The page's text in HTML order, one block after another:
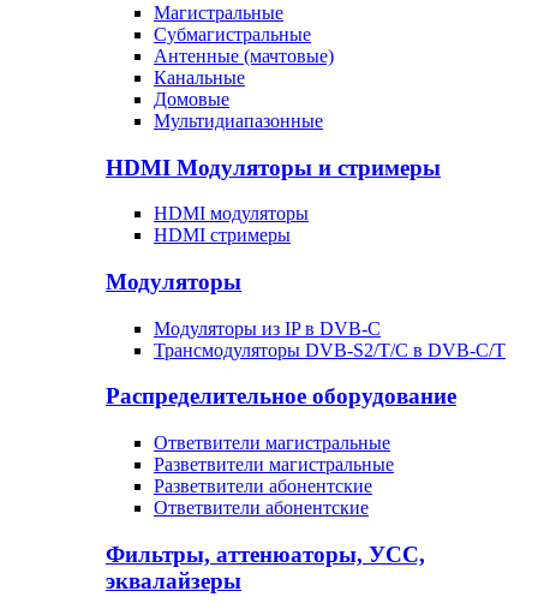
Магистральные
Субмагистральные
Антенные (мачтовые)
Канальные
Домовые
Мультидиапазонные
HDMI Модуляторы и стримеры
HDMI модуляторы
HDMI стримеры
Модуляторы
Модуляторы из IP в DVB-C
Трансмодуляторы DVB-S2/T/C в DVB-C/T
Распределительное оборудование
Ответвители магистральные
Разветвители магистральные
Разветвители абонентские
Ответвители абонентские
Фильтры, аттенюаторы, УСС,
эквалайзеры